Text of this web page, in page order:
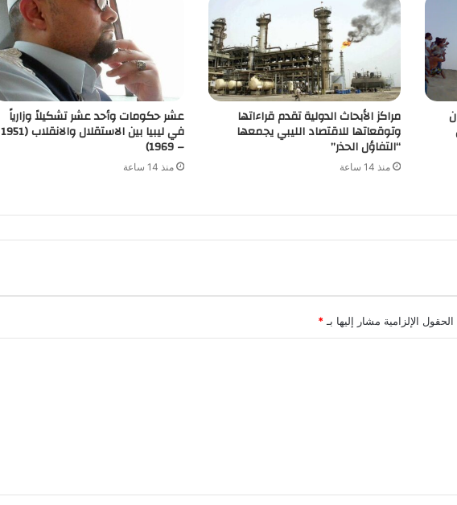
مراكز الأبحاث الدولية تقدم قراءاتها
وتوقعاتها للاقتصاد الليبي يجمعها
“التفاؤل الحذر”
منذ 14 ساعة
عشر حكومات وأحد عشر تشكيلاً وزارياً
في ليبيا بين الاستقلال والانقلاب (1951
– 1969)
منذ 14 ساعة
الحقول الإلزامية مشار إليها بـ *